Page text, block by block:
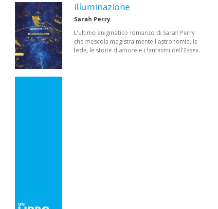
Illuminazione
Sarah Perry
L'ultimo enigmatico romanzo di Sarah Perry
che mescola magistralmente l'astronomia, la
fede, le storie d'amore e i fantasmi dell'Essex.